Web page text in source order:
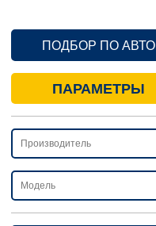
ПОДБОР ПО АВТО
ПАРАМЕТРЫ